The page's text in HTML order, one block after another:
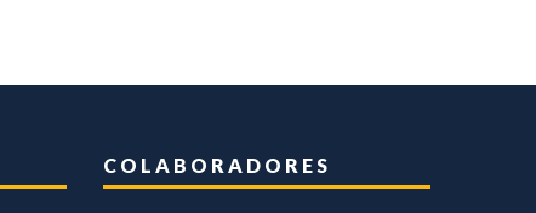
COLABORADORES